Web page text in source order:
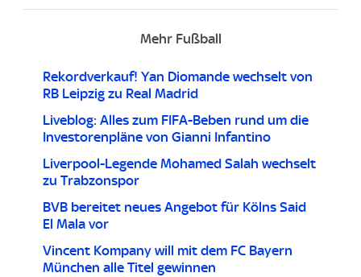
Mehr Fußball
Rekordverkauf! Yan Diomande wechselt von
RB Leipzig zu Real Madrid
Liveblog: Alles zum FIFA-Beben rund um die
Investorenpläne von Gianni Infantino
Liverpool-Legende Mohamed Salah wechselt
zu Trabzonspor
BVB bereitet neues Angebot für Kölns Said
El Mala vor
Vincent Kompany will mit dem FC Bayern
München alle Titel gewinnen